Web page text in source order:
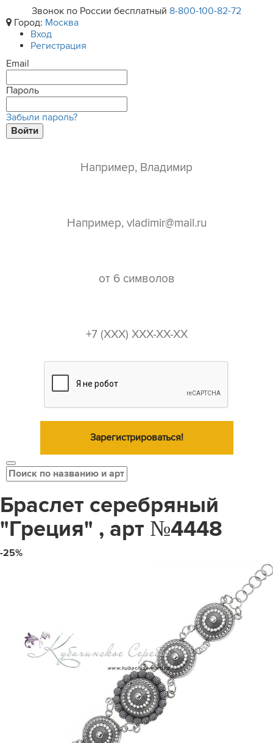
Звонок по России бесплатный 8-800-100-82-72
Город: Москва
Вход
Регистрация
Email
Пароль
Забыли пароль?
Войти
Зарегистрироваться!
Браслет серебряный
"Греция" , арт №4448
-25%